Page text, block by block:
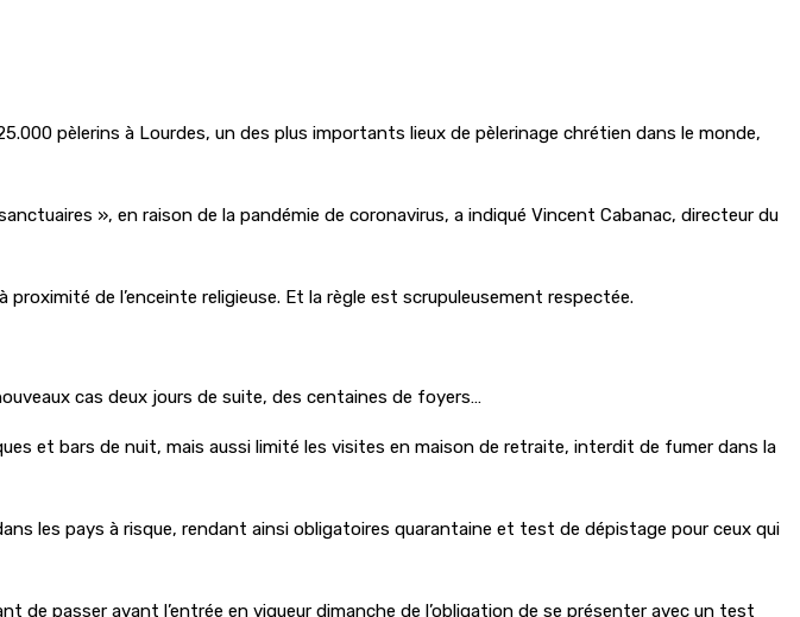
pèlerins à Lourdes, un des plus importants lieux de pèlerinage chrétien dans le monde,
», en raison de la pandémie de coronavirus, a indiqué Vincent Cabanac, directeur du
de l’enceinte religieuse. Et la règle est scrupuleusement respectée.
cas deux jours de suite, des centaines de foyers…
et bars de nuit, mais aussi limité les visites en maison de retraite, interdit de fumer dans la
les pays à risque, rendant ainsi obligatoires quarantaine et test de dépistage pour ceux qui
passer avant l’entrée en vigueur dimanche de l’obligation de se présenter avec un test